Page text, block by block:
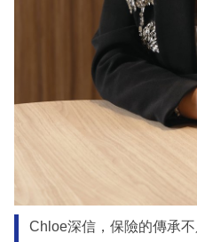
Chloe深信，保險的傳承